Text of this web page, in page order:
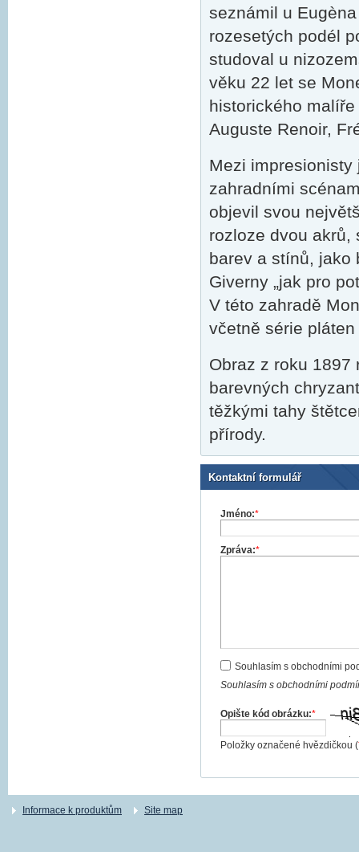
seznámil u
rozesetých podél
studoval u
věku 22 let se
historického
Auguste Renoir,
Mezi
zahradními
objevil svou
rozloze dvou akrů,
barev a stínů, jako
Giverny „jak pro
V této zahradě
včetně série
Obraz z roku 1897
barevných
těžkými tahy
přírody.
Kontaktní formulář
Jméno:*
Zpráva:*
Souhlasím s obchodními
Souhlasím s obchodními
Opište kód obrázku:*
Položky označené hvězdičkou (
Informace k produktům Site map